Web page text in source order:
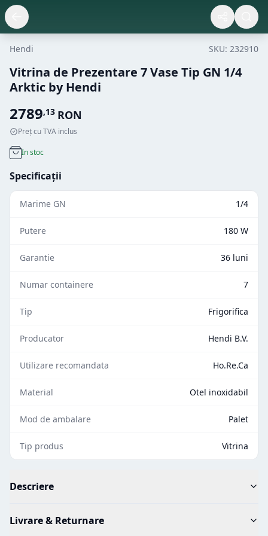
Hendi SKU: 232910
Vitrina de Prezentare 7 Vase Tip GN 1/4
Arktic by Hendi
2789,13 RON
Preț cu TVA inclus
In stoc
Specificații
Marime GN 1/4
Putere 180 W
Garantie 36 luni
Numar containere 7
Tip Frigorifica
Producator Hendi B.V.
Utilizare recomandata Ho.Re.Ca
Material Otel inoxidabil
Mod de ambalare Palet
Tip produs Vitrina
Descriere
Livrare & Returnare